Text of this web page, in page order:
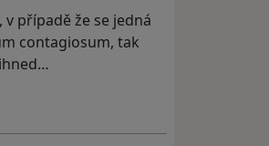
v případě že se jedná
contagiosum, tak